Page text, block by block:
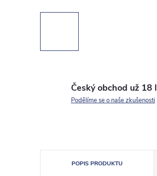
Český obchod už 18
Podělíme se o naše zkušenosti
POPIS PRODUKTU